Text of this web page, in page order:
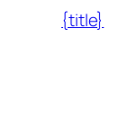
p
{title}